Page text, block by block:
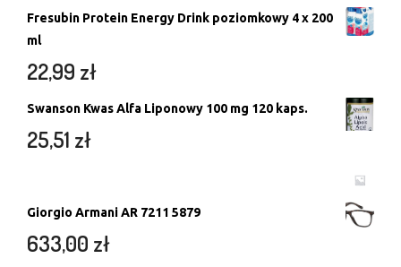
Fresubin Protein Energy Drink poziomkowy 4 x 200
ml
22,99 zł
Swanson Kwas Alfa Liponowy 100 mg 120 kaps.
25,51 zł
Giorgio Armani AR 7211 5879
633,00 zł